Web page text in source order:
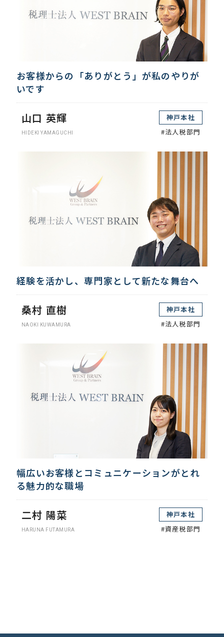
お客様からの「ありがとう」が私のやりが
いです
山口 英輝
HIDEKI YAMAGUCHI
神戸本社
#法人税部門
経験を活かし、専門家として新たな舞台へ
桑村 直樹
NAOKI KUWAMURA
神戸本社
#法人税部門
幅広いお客様とコミュニケーションがとれ
る魅力的な職場
二村 陽菜
HARUNA FUTAMURA
神戸本社
#資産税部門